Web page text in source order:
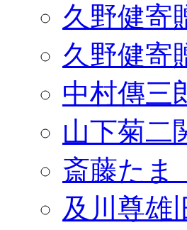
久野健寄
久野健寄
中村傳三
山下菊二
斎藤た
及川尊雄